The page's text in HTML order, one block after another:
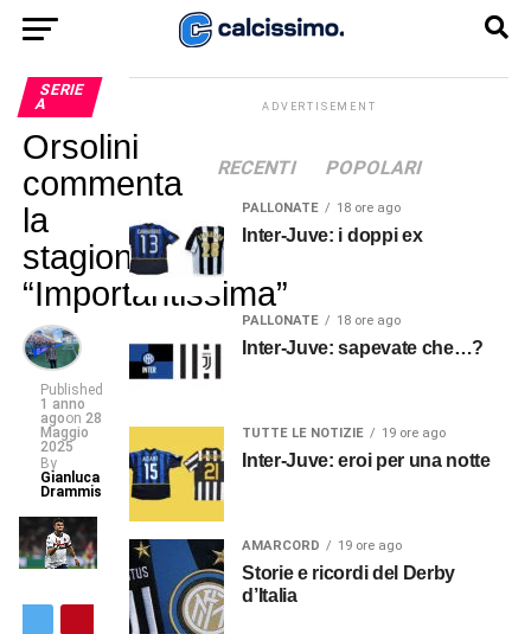
SERIE
A
Orsolini
commenta
la
stagione:
“Importantissima”
Published
1 anno
agoon 28
Maggio
2025
By
Gianluca
Drammis
ADVERTISEMENT
RECENTI POPOLARI
PALLONATE 18 ore ago
Inter-Juve: i doppi ex
PALLONATE 18 ore ago
Inter-Juve: sapevate che…?
TUTTE LE NOTIZIE 19 ore ago
Inter-Juve: eroi per una notte
AMARCORD 19 ore ago
Storie e ricordi del Derby
d’Italia